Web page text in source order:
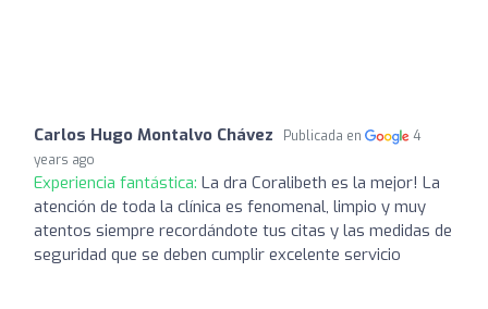
Carlos Hugo Montalvo Chávez Publicada en
4
years ago
Experiencia fantástica: La dra Coralibeth es la mejor! La
atención de toda la clínica es fenomenal, limpio y muy
atentos siempre recordándote tus citas y las medidas de
seguridad que se deben cumplir excelente servicio